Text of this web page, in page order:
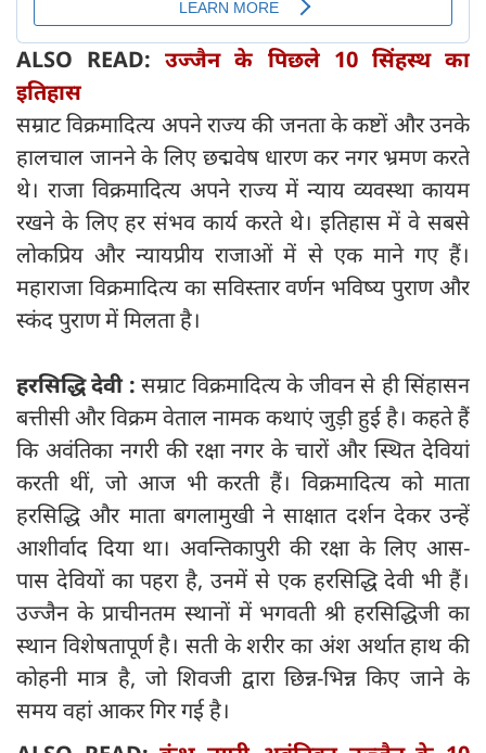
ALSO READ:उज्जैन के पिछले 10 सिंहस्थ का
इतिहास
सम्राट विक्रमादित्य अपने राज्य की जनता के कष्टों और उनके
हालचाल जानने के लिए छद्मवेष धारण कर नगर भ्रमण करते
थे। राजा विक्रमादित्य अपने राज्य में न्याय व्यवस्था कायम
रखने के लिए हर संभव कार्य करते थे। इतिहास में वे सबसे
लोकप्रिय और न्यायप्रीय राजाओं में से एक माने गए हैं।
महाराजा विक्रमादित्य का सविस्तार वर्णन भविष्य पुराण और
स्कंद पुराण में मिलता है।
हरसिद्धि देवी :सम्राट विक्रमादित्य के जीवन से ही सिंहासन
बत्तीसी और विक्रम वेताल नामक कथाएं जुड़ी हुई है। कहते हैं
कि अवंतिका नगरी की रक्षा नगर के चारों और स्थित देवियां
करती थीं, जो आज भी करती हैं। विक्रमादित्य को माता
हरसिद्धि और माता बगलामुखी ने साक्षात दर्शन देकर उन्हें
आशीर्वाद दिया था। अवन्तिकापुरी की रक्षा के लिए आस-
पास देवियों का पहरा है, उनमें से एक हरसिद्धि देवी भी हैं।
उज्जैन के प्राचीनतम स्थानों में भगवती श्री हरसिद्धिजी का
स्थान विशेषतापूर्ण है। सती के शरीर का अंश अर्थात हाथ की
कोहनी मात्र है, जो शिवजी द्वारा छिन्न-भिन्न किए जाने के
समय वहां आकर गिर गई है।